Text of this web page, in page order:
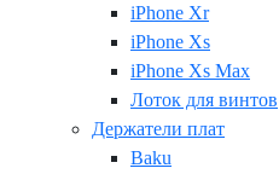
iPhone Xr
iPhone Xs
iPhone Xs Max
Лоток для винтов
Держатели плат
Baku